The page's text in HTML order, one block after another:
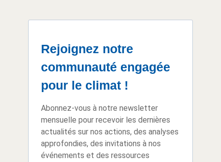
Rejoignez notre
communauté engagée
pour le climat !
Abonnez-vous à notre newsletter
mensuelle pour recevoir les dernières
actualités sur nos actions, des analyses
approfondies, des invitations à nos
événements et des ressources